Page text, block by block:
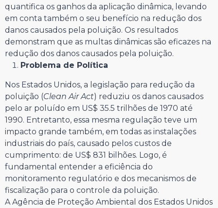
quantifica os ganhos da aplicação dinâmica, levando
em conta também o seu benefício na redução dos
danos causados pela poluição. Os resultados
demonstram que as multas dinâmicas são eficazes na
redução dos danos causados pela poluição.
Problema de Política
Nos Estados Unidos, a legislação para redução da
poluição (Clean Air Act) reduziu os danos causados
pelo ar poluído em US$ 35.5 trilhões de 1970 até
1990. Entretanto, essa mesma regulação teve um
impacto grande também, em todas as instalações
industriais do país, causado pelos custos de
cumprimento: de US$ 831 bilhões. Logo, é
fundamental entender a eficiência do
monitoramento regulatório e dos mecanismos de
fiscalização para o controle da poluição.
A Agência de Proteção Ambiental dos Estados Unidos